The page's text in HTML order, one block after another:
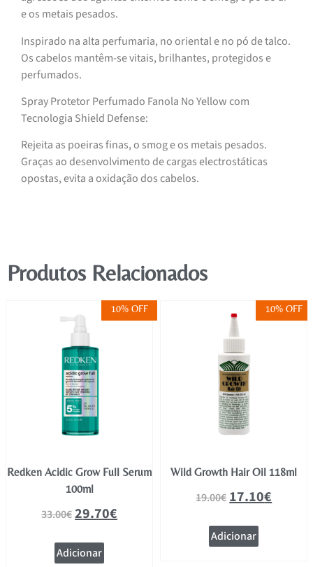
e os metais pesados.
Inspirado na alta perfumaria, no oriental e no pó de talco.
Os cabelos mantêm-se vitais, brilhantes, protegidos e
perfumados.
Spray Protetor Perfumado Fanola No Yellow com
Tecnologia Shield Defense:
Rejeita as poeiras finas, o smog e os metais pesados.
Graças ao desenvolvimento de cargas electrostáticas
opostas, evita a oxidação dos cabelos.
Produtos Relacionados
10% OFF
Redken Acidic Grow Full Serum
100ml
33.00€29.70€
Adicionar
10% OFF
Wild Growth Hair Oil 118ml
19.00€17.10€
Adicionar